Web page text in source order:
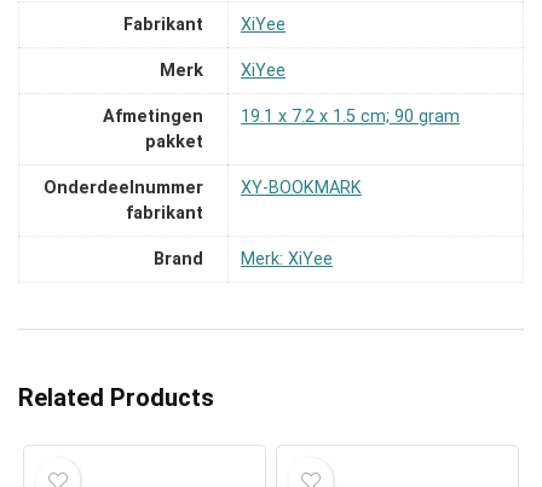
Fabrikant ‎XiYee
Merk ‎XiYee
Afmetingen
pakket
‎19.1 x 7.2 x 1.5 cm; 90 gram
Onderdeelnummer
fabrikant
‎XY-BOOKMARK
Brand Merk: XiYee
Related Products